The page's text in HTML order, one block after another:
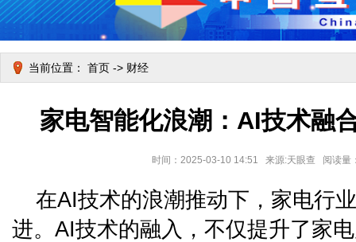
当前位置： 首页 -> 财经
家电智能化浪潮：AI技术融
时间：2025-03-10 14:51 来源:天眼查 阅读量
在AI技术的浪潮推动下，家电行
进。AI技术的融入，不仅提升了家